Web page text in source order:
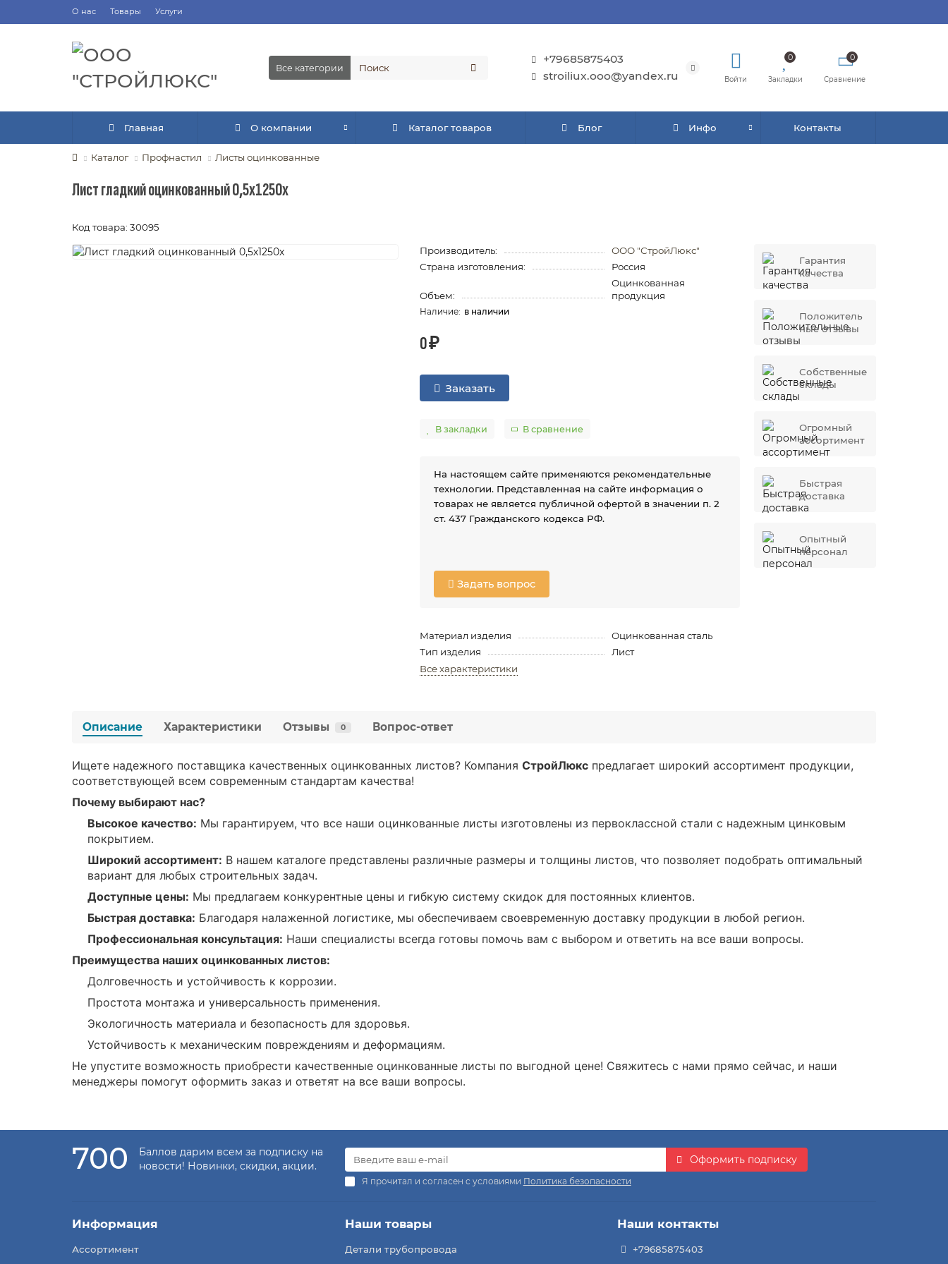
О нас Товары Услуги
Все категории
+79685875403
stroiliux.ooo@yandex.ru
Войти
0
Закладки
0
Сравнение
Главная О компании Каталог товаров Блог Инфо Контакты
Каталог Профнастил Листы оцинкованные
Лист гладкий оцинкованный 0,5х1250х
Код товара: 30095
Производитель:
ООО "СтройЛюкс"
Страна изготовления:
Россия
Объем:
Оцинкованная
продукция
в наличии
0 ₽
Заказать
В закладки В сравнение
На настоящем сайте применяются рекомендательные
технологии. Представленная на сайте информация о
товарах не является публичной офертой в значении п. 2
ст. 437 Гражданского кодекса РФ.
Задать вопрос
Материал изделия
Оцинкованная сталь
Тип изделия
Лист
Все характеристики
Гарантия
качества
Положитель
ные отзывы
Собственные
склады
Огромный
ассортимент
Быстрая
доставка
Опытный
персонал
Описание Характеристики Отзывы 0 Вопрос-ответ
Ищете надежного поставщика качественных оцинкованных листов? Компания СтройЛюкс предлагает широкий ассортимент продукции,
соответствующей всем современным стандартам качества!
Почему выбирают нас?
Высокое качество: Мы гарантируем, что все наши оцинкованные листы изготовлены из первоклассной стали с надежным цинковым
покрытием.
Широкий ассортимент: В нашем каталоге представлены различные размеры и толщины листов, что позволяет подобрать оптимальный
вариант для любых строительных задач.
Доступные цены: Мы предлагаем конкурентные цены и гибкую систему скидок для постоянных клиентов.
Быстрая доставка: Благодаря налаженной логистике, мы обеспечиваем своевременную доставку продукции в любой регион.
Профессиональная консультация: Наши специалисты всегда готовы помочь вам с выбором и ответить на все ваши вопросы.
Преимущества наших оцинкованных листов:
Долговечность и устойчивость к коррозии.
Простота монтажа и универсальность применения.
Экологичность материала и безопасность для здоровья.
Устойчивость к механическим повреждениям и деформациям.
Не упустите возможность приобрести качественные оцинкованные листы по выгодной цене! Свяжитесь с нами прямо сейчас, и наши
менеджеры помогут оформить заказ и ответят на все ваши вопросы.
700
Баллов дарим всем за подписку на
новости! Новинки, скидки, акции.
Оформить подписку
Я прочитал и согласен с условиями Политика безопасности
Информация
Ассортимент
Наши товары
Детали трубопровода
Наши контакты
+79685875403